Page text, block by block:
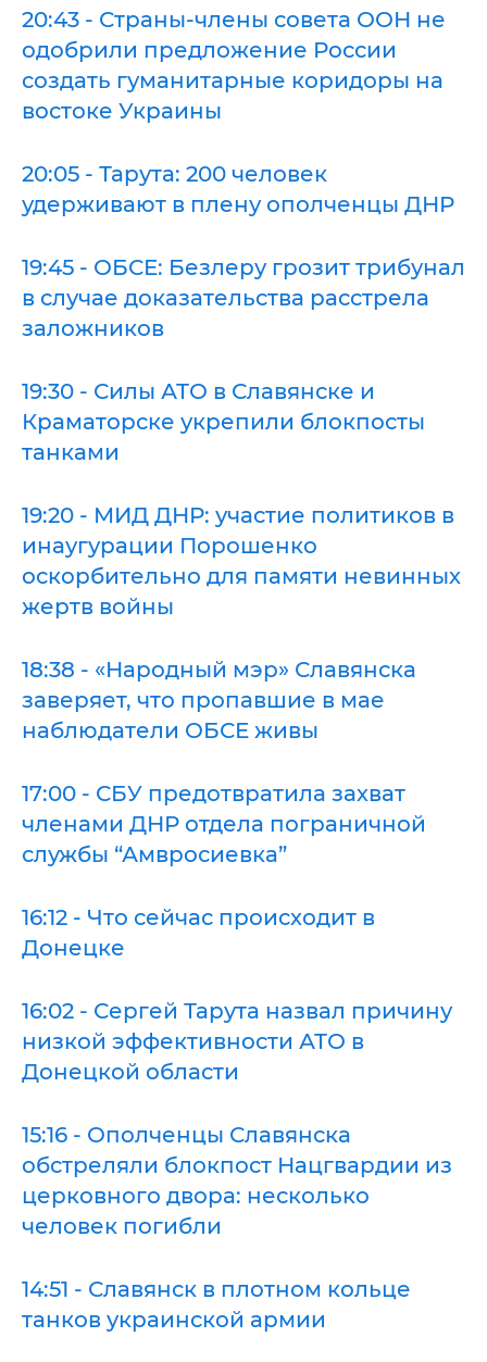
20:43 - Страны-члены совета ООН не
одобрили предложение России
создать гуманитарные коридоры на
востоке Украины
20:05 - Тарута: 200 человек
удерживают в плену ополченцы ДНР
19:45 - ОБСЕ: Безлеру грозит трибунал
в случае доказательства расстрела
заложников
19:30 - Силы АТО в Славянске и
Краматорске укрепили блокпосты
танками
19:20 - МИД ДНР: участие политиков в
инаугурации Порошенко
оскорбительно для памяти невинных
жертв войны
18:38 - «Народный мэр» Славянска
заверяет, что пропавшие в мае
наблюдатели ОБСЕ живы
17:00 - СБУ предотвратила захват
членами ДНР отдела пограничной
службы “Амвросиевка”
16:12 - Что сейчас происходит в
Донецке
16:02 - Сергей Тарута назвал причину
низкой эффективности АТО в
Донецкой области
15:16 - Ополченцы Славянска
обстреляли блокпост Нацгвардии из
церковного двора: несколько
человек погибли
14:51 - Славянск в плотном кольце
танков украинской армии